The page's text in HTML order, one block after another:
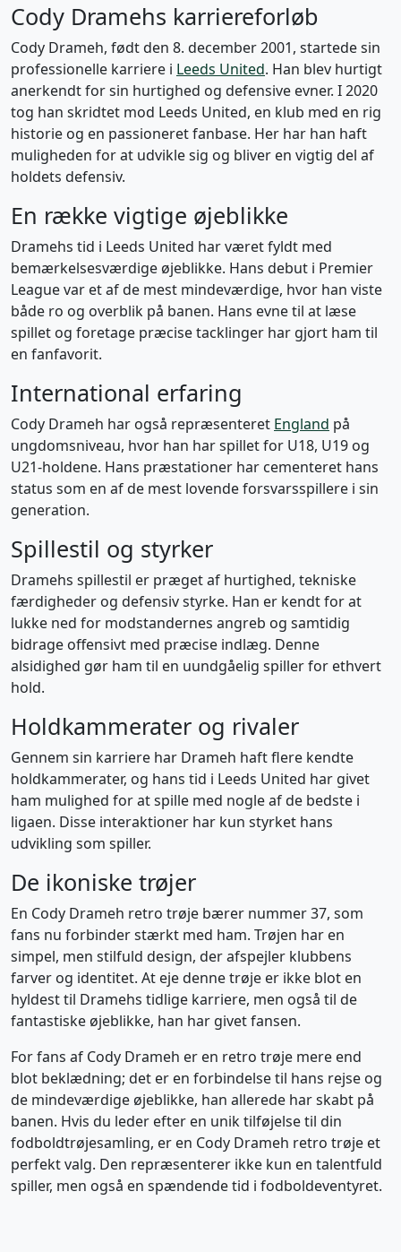
Cody Dramehs karriereforløb
Cody Drameh, født den 8. december 2001, startede sin
professionelle karriere i Leeds United. Han blev hurtigt
anerkendt for sin hurtighed og defensive evner. I 2020
tog han skridtet mod Leeds United, en klub med en rig
historie og en passioneret fanbase. Her har han haft
muligheden for at udvikle sig og bliver en vigtig del af
holdets defensiv.
En række vigtige øjeblikke
Dramehs tid i Leeds United har været fyldt med
bemærkelsesværdige øjeblikke. Hans debut i Premier
League var et af de mest mindeværdige, hvor han viste
både ro og overblik på banen. Hans evne til at læse
spillet og foretage præcise tacklinger har gjort ham til
en fanfavorit.
International erfaring
Cody Drameh har også repræsenteret England på
ungdomsniveau, hvor han har spillet for U18, U19 og
U21-holdene. Hans præstationer har cementeret hans
status som en af de mest lovende forsvarsspillere i sin
generation.
Spillestil og styrker
Dramehs spillestil er præget af hurtighed, tekniske
færdigheder og defensiv styrke. Han er kendt for at
lukke ned for modstandernes angreb og samtidig
bidrage offensivt med præcise indlæg. Denne
alsidighed gør ham til en uundgåelig spiller for ethvert
hold.
Holdkammerater og rivaler
Gennem sin karriere har Drameh haft flere kendte
holdkammerater, og hans tid i Leeds United har givet
ham mulighed for at spille med nogle af de bedste i
ligaen. Disse interaktioner har kun styrket hans
udvikling som spiller.
De ikoniske trøjer
En Cody Drameh retro trøje bærer nummer 37, som
fans nu forbinder stærkt med ham. Trøjen har en
simpel, men stilfuld design, der afspejler klubbens
farver og identitet. At eje denne trøje er ikke blot en
hyldest til Dramehs tidlige karriere, men også til de
fantastiske øjeblikke, han har givet fansen.
For fans af Cody Drameh er en retro trøje mere end
blot beklædning; det er en forbindelse til hans rejse og
de mindeværdige øjeblikke, han allerede har skabt på
banen. Hvis du leder efter en unik tilføjelse til din
fodboldtrøjesamling, er en Cody Drameh retro trøje et
perfekt valg. Den repræsenterer ikke kun en talentfuld
spiller, men også en spændende tid i fodboldeventyret.